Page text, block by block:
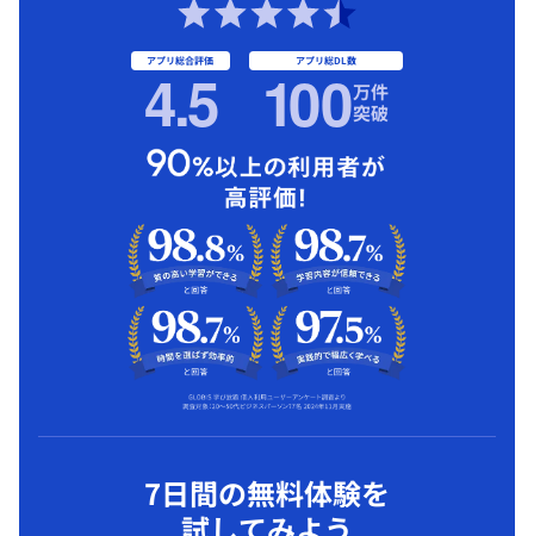
アプリ総合評価
4.5 アプリ総DL数
100万件
突破
7日間の無料体験を